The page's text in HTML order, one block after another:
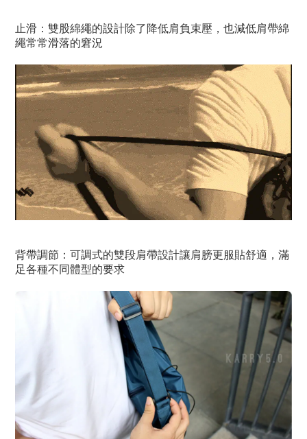
止滑：雙股綿繩的設計除了降低肩負束壓，也減低肩帶綿
繩常常滑落的窘況
背帶調節：可調式的雙段肩帶設計讓肩膀更服貼舒適，滿
足各種不同體型的要求